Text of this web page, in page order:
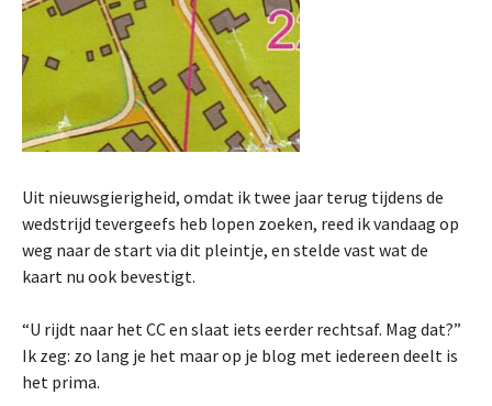
Uit nieuwsgierigheid, omdat ik twee jaar terug tijdens de
wedstrijd tevergeefs heb lopen zoeken, reed ik vandaag op
weg naar de start via dit pleintje, en stelde vast wat de
kaart nu ook bevestigt.
“U rijdt naar het CC en slaat iets eerder rechtsaf. Mag dat?”
Ik zeg: zo lang je het maar op je blog met iedereen deelt is
het prima.